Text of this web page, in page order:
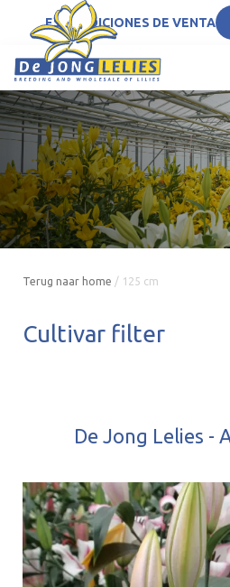
ESCONDICIONES DE VENTA
Terug naar home / 125 cm
Cultivar filter
De Jong Lelies -